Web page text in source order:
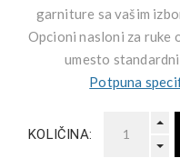
garniture sa vašim
Opcioni nasloni za ruke
umesto
Potpuna
KOLIČINA: